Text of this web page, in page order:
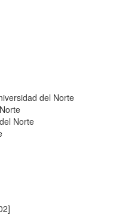
del Norte
Norte